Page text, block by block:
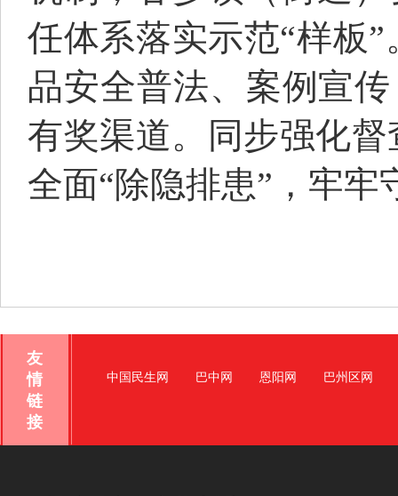
任体系落实示范“样板
品安全普法、案例宣传
有奖渠道。同步强化
全面“除隐排患”，牢
友
情
链
接
中国民生网 巴中网 恩阳网 巴州区网